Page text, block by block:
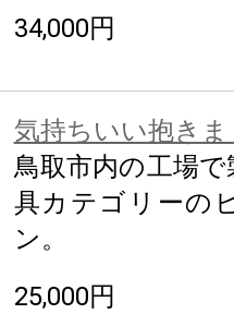
34,000円
気持ちいい抱き
鳥取市内の工場
具カテゴリーの
ン。
25,000円